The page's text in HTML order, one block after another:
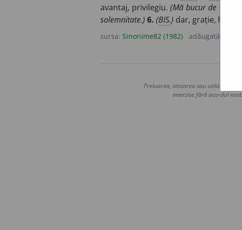
avantaj, privilegiu.(Mă bucur de ~ de
solemnitate.) 6. (BIS.) dar, grație, har, (
sursa: Sinonime82 (1982) adăugată de
Preluarea, stocarea sau utilizarea
interzise fără acordul